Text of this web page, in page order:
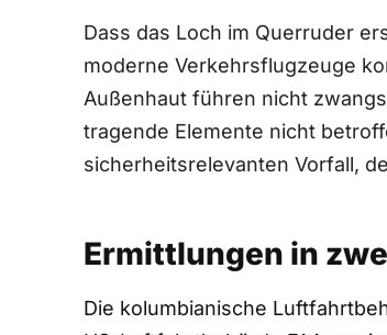
Dass das Loch im Querruder
moderne Verkehrsflugzeuge
Außenhaut führen nicht
tragende Elemente nicht
sicherheitsrelevanten Vorfall,
Ermittlungen in
Die kolumbianische